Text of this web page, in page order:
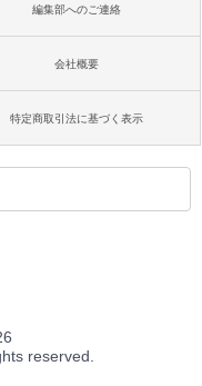
編集部へのご連絡
会社概要
特定商取引法に基づく表示
reserved.